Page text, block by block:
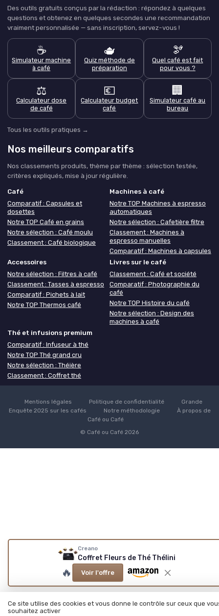
Creano
Coffret Fleurs de Thé Thélini
🔥 Voir l'offre
Des outils gratuits conçus par la rédaction : répondez à quelques
questions et obtenez en quelques secondes une recommandation
vraiment personnalisée — sans inscription, servez-vous !
☕
Simulateur machine
à café
🫖
Quiz méthode de
préparation
🫘
Quel café est fait
pour vous ?
⚖️
Calculateur dose
de café
💶
Calculateur budget
café
🏢
Simulateur café au
bureau
Tous les outils pratiques →
Nos meilleurs comparatifs
Nos classements produits, thème par thème : sélection testée,
critères expliqués, mise à jour régulière.
Café
Comparatif : Capsules et
dosettes
Notre TOP Café en grains
Notre sélection : Café moulu
Classement : Café biologique
Machines à café
Notre TOP Machines à espresso
automatiques
Notre sélection : Cafetière filtre
Classement : Machines à
espresso manuelles
Comparatif : Machines à capsules
Accessoires
Notre sélection : Filtres à café
Classement : Tasses à espresso
Comparatif : Pichets à lait
Notre TOP Thermos café
Livres sur le café
Classement : Café et société
Comparatif : Photographie du
café
Notre TOP Histoire du café
Notre sélection : Design des
machines à café
Thé et infusions premium
Comparatif : Infuseur à thé
Notre TOP Thé grand cru
Notre sélection : Théière
Classement : Coffret thé
Mentions légales Politique de confidentialité
Grande
Enquête 2025 sur les cafés
Notre méthodologie
À propos de
Café ou Café
© Café ou Café 2026
Ce site utilise des cookies et vous donne le contrôle sur ceux que
souhaitez activer